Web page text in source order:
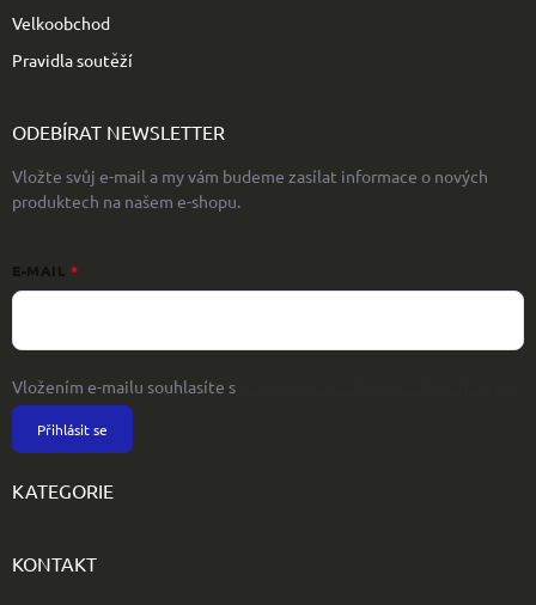
Velkoobchod
Pravidla soutěží
ODEBÍRAT NEWSLETTER
Vložte svůj e-mail a my vám budeme zasílat informace o nových
produktech na našem e-shopu.
E-MAIL
Vložením e-mailu souhlasíte s
Přihlásit se
KATEGORIE
KONTAKT